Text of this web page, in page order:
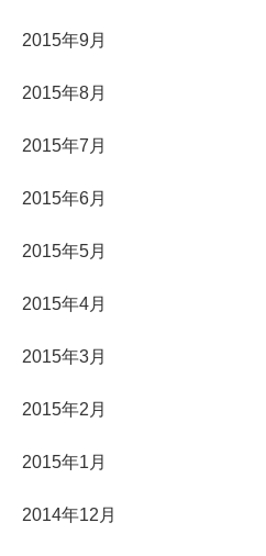
2015年9月
2015年8月
2015年7月
2015年6月
2015年5月
2015年4月
2015年3月
2015年2月
2015年1月
2014年12月